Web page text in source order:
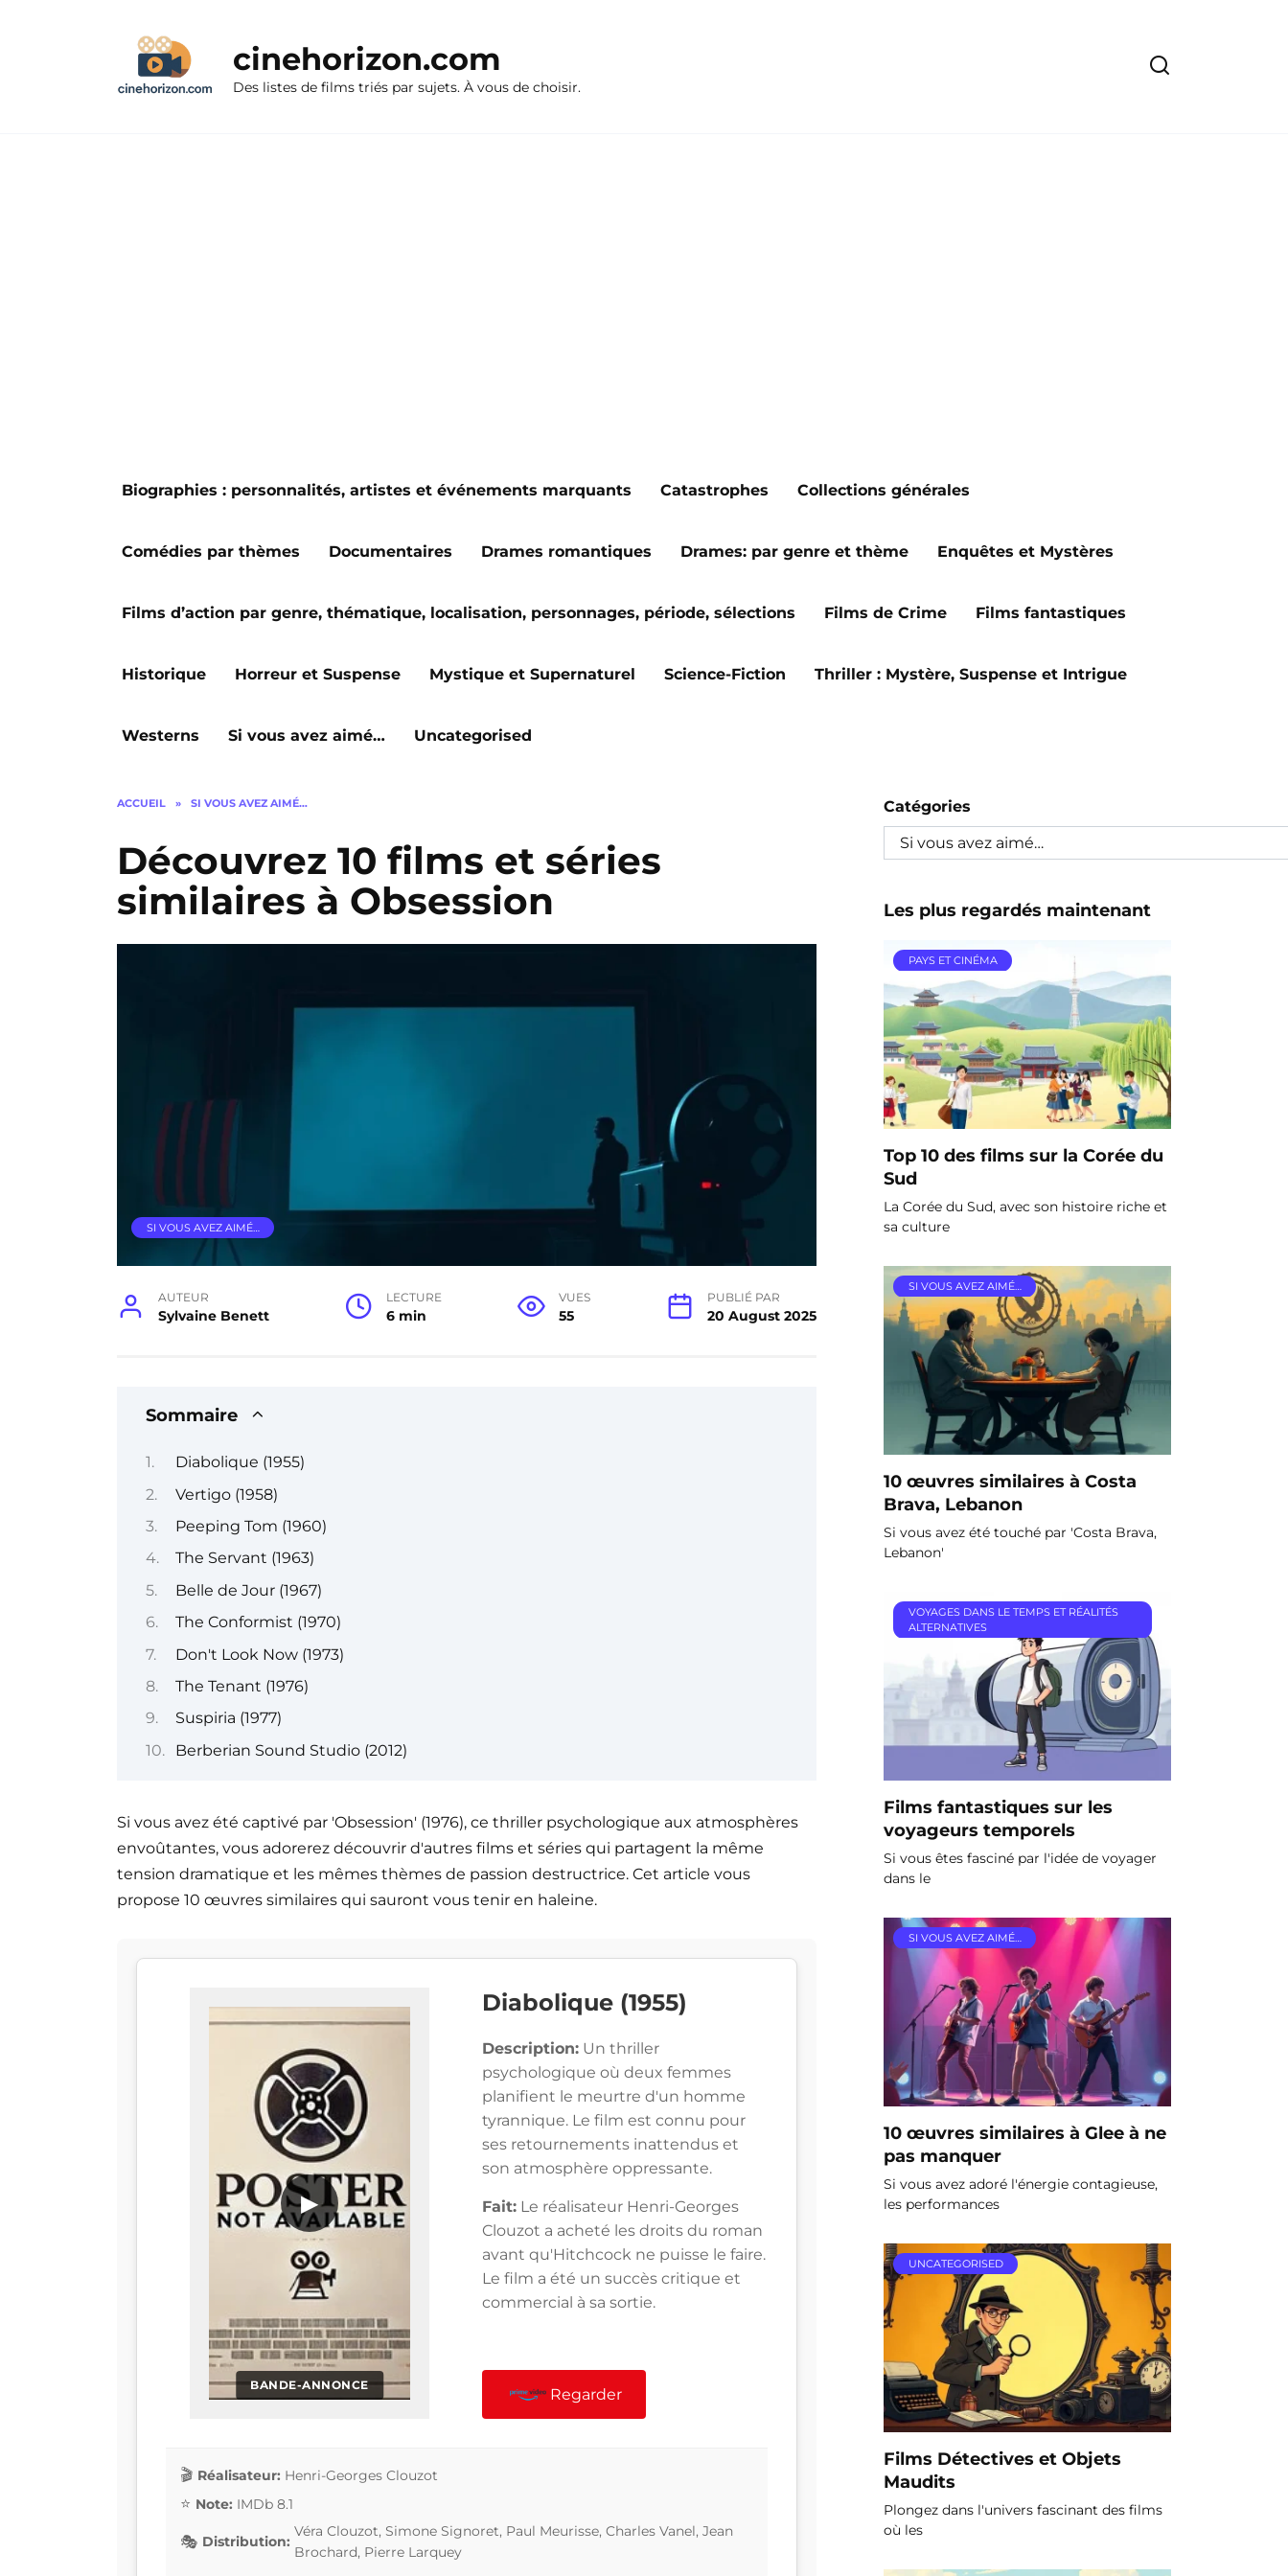
cinehorizon.com
Des listes de films triés par sujets. À vous de choisir.
Biographies : personnalités, artistes et événements marquants Catastrophes Collections générales
Comédies par thèmes Documentaires Drames romantiques Drames: par genre et thème Enquêtes et Mystères
Films d’action par genre, thématique, localisation, personnages, période, sélections Films de Crime Films fantastiques
Historique Horreur et Suspense Mystique et Supernaturel Science-Fiction Thriller : Mystère, Suspense et Intrigue
Westerns Si vous avez aimé… Uncategorised
ACCUEIL » SI VOUS AVEZ AIMÉ…
Découvrez 10 films et séries
similaires à Obsession
SI VOUS AVEZ AIMÉ…
AUTEUR
Sylvaine Benett
LECTURE
6 min
VUES
55
PUBLIÉ PAR
20 August 2025
Sommaire
Diabolique (1955)
Vertigo (1958)
Peeping Tom (1960)
The Servant (1963)
Belle de Jour (1967)
The Conformist (1970)
Don't Look Now (1973)
The Tenant (1976)
Suspiria (1977)
Berberian Sound Studio (2012)
Si vous avez été captivé par 'Obsession' (1976), ce thriller psychologique aux atmosphères
envoûtantes, vous adorerez découvrir d'autres films et séries qui partagent la même
tension dramatique et les mêmes thèmes de passion destructrice. Cet article vous
propose 10 œuvres similaires qui sauront vous tenir en haleine.
BANDE-ANNONCE
▶
Diabolique (1955)
Description: Un thriller
psychologique où deux femmes
planifient le meurtre d'un homme
tyrannique. Le film est connu pour
ses retournements inattendus et
son atmosphère oppressante.
Fait: Le réalisateur Henri-Georges
Clouzot a acheté les droits du roman
avant qu'Hitchcock ne puisse le faire.
Le film a été un succès critique et
commercial à sa sortie.
Regarder
Réalisateur: Henri-Georges Clouzot
Note: IMDb 8.1
Distribution:
Véra Clouzot, Simone Signoret, Paul Meurisse, Charles Vanel, Jean
Brochard, Pierre Larquey
Catégories
Les plus regardés maintenant
PAYS ET CINÉMA
Top 10 des films sur la Corée du
Sud
La Corée du Sud, avec son histoire riche et
sa culture
SI VOUS AVEZ AIMÉ…
10 œuvres similaires à Costa
Brava, Lebanon
Si vous avez été touché par 'Costa Brava,
Lebanon'
VOYAGES DANS LE TEMPS ET RÉALITÉS
ALTERNATIVES
Films fantastiques sur les
voyageurs temporels
Si vous êtes fasciné par l'idée de voyager
dans le
SI VOUS AVEZ AIMÉ…
10 œuvres similaires à Glee à ne
pas manquer
Si vous avez adoré l'énergie contagieuse,
les performances
UNCATEGORISED
Films Détectives et Objets
Maudits
Plongez dans l'univers fascinant des films
où les